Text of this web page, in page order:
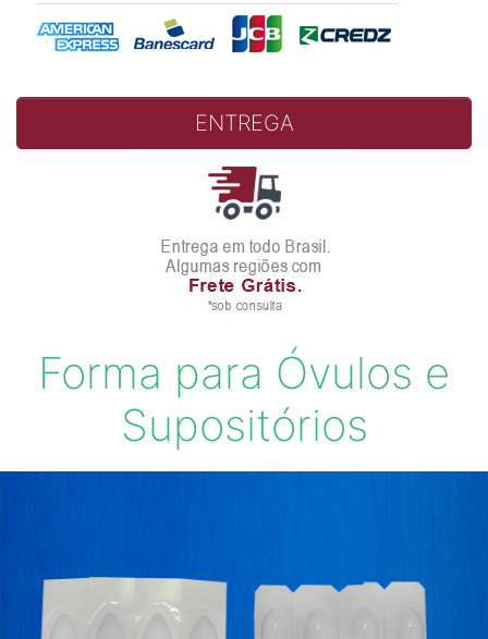
ENTREGA
Forma para Óvulos e
Supositórios